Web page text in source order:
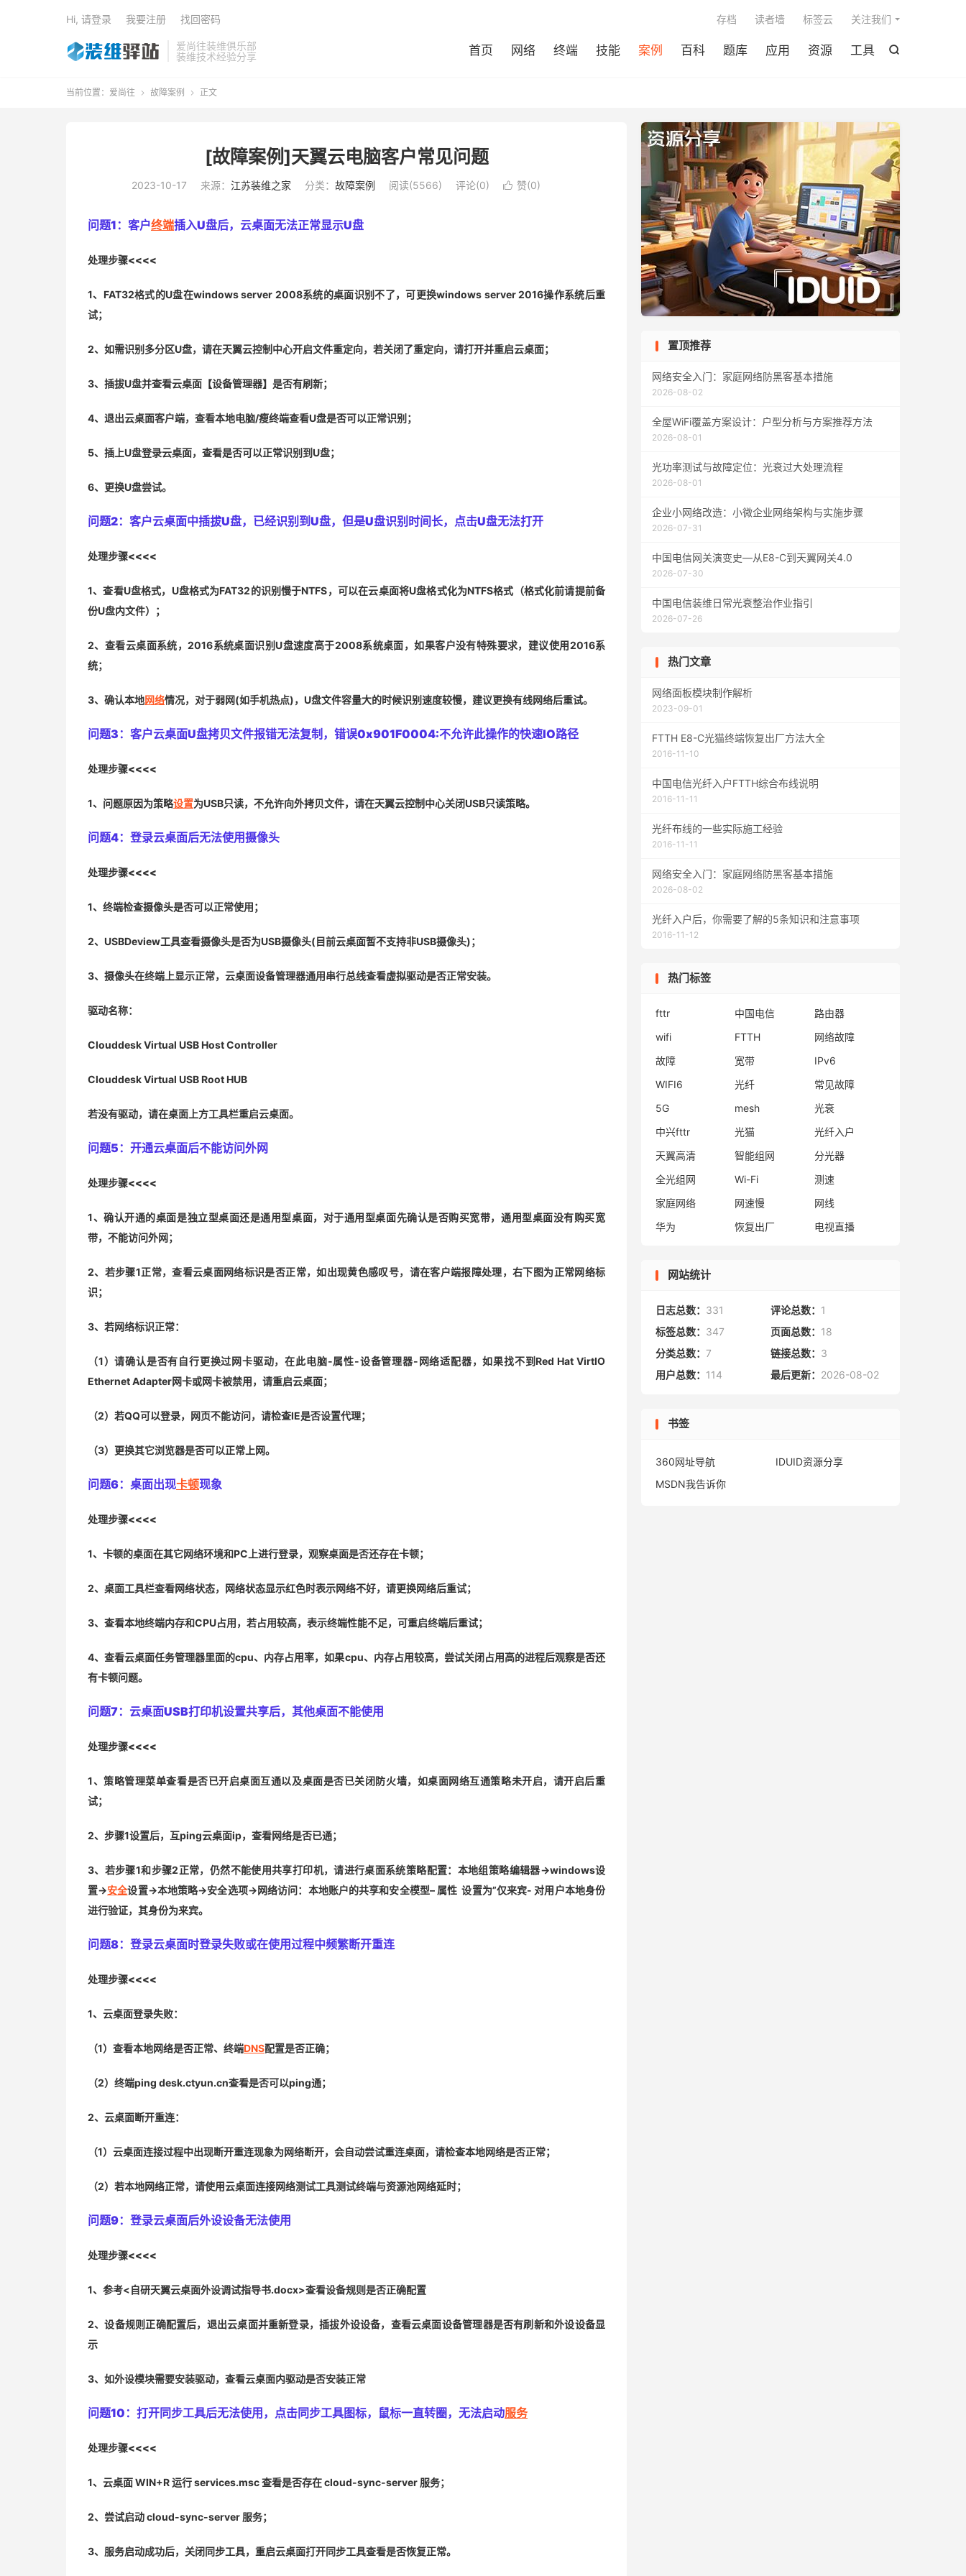
爱尚往装维俱乐部
装维技术经验分享

首页 网络 终端 技能 案例 百科 题库 应用 资源 工具
存档 读者墙 标签云 关注我们
Hi, 请登录 我要注册 找回密码
当前位置： 爱尚往  故障案例  正文
[故障案例]天翼云电脑客户常见问题
2023-10-17 来源： 江苏装维之家 分类： 故障案例 阅读(5566) 评论(0)  赞(0)
问题1： 客户终端插入U盘后，云桌面无法正常显示U盘
处理步骤<<<<
1、FAT32格式的U盘在windows server 2008系统的桌面识别不了，可更换windows server 2016操作系统后重
试；
2、如需识别多分区U盘，请在天翼云控制中心开启文件重定向，若关闭了重定向，请打开并重启云桌面；
3、插拔U盘并查看云桌面【设备管理器】是否有刷新；
4、退出云桌面客户端，查看本地电脑/瘦终端查看U盘是否可以正常识别；
5、插上U盘登录云桌面，查看是否可以正常识别到U盘；
6、更换U盘尝试。
问题2： 客户云桌面中插拔U盘，已经识别到U盘，但是U盘识别时间长，点击U盘无法打开
处理步骤<<<<
1、查看U盘格式，U盘格式为FAT32的识别慢于NTFS，可以在云桌面将U盘格式化为NTFS格式（格式化前请提前备
份U盘内文件）；
2、查看云桌面系统，2016系统桌面识别U盘速度高于2008系统桌面，如果客户没有特殊要求，建议使用2016系
统；
3、确认本地网络情况，对于弱网(如手机热点)，U盘文件容量大的时候识别速度较慢，建议更换有线网络后重试。
问题3： 客户云桌面U盘拷贝文件报错无法复制，错误0x901F0004:不允许此操作的快速IO路径
处理步骤<<<<
1、问题原因为策略设置为USB只读，不允许向外拷贝文件，请在天翼云控制中心关闭USB只读策略。
问题4： 登录云桌面后无法使用摄像头
处理步骤<<<<
1、终端检查摄像头是否可以正常使用；
2、USBDeview工具查看摄像头是否为USB摄像头(目前云桌面暂不支持非USB摄像头)；
3、摄像头在终端上显示正常，云桌面设备管理器通用串行总线查看虚拟驱动是否正常安装。
驱动名称：
Clouddesk Virtual USB Host Controller
Clouddesk Virtual USB Root HUB
若没有驱动，请在桌面上方工具栏重启云桌面。
问题5： 开通云桌面后不能访问外网
处理步骤<<<<
1、确认开通的桌面是独立型桌面还是通用型桌面，对于通用型桌面先确认是否购买宽带，通用型桌面没有购买宽
带，不能访问外网；
2、若步骤1正常，查看云桌面网络标识是否正常，如出现黄色感叹号，请在客户端报障处理，右下图为正常网络标
识；
3、若网络标识正常：
（1）请确认是否有自行更换过网卡驱动，在此电脑-属性-设备管理器-网络适配器，如果找不到Red Hat VirtIO
Ethernet Adapter网卡或网卡被禁用，请重启云桌面；
（2）若QQ可以登录，网页不能访问，请检查IE是否设置代理；
（3）更换其它浏览器是否可以正常上网。
问题6： 桌面出现卡顿现象
处理步骤<<<<
1、卡顿的桌面在其它网络环境和PC上进行登录，观察桌面是否还存在卡顿；
2、桌面工具栏查看网络状态，网络状态显示红色时表示网络不好，请更换网络后重试；
3、查看本地终端内存和CPU占用，若占用较高，表示终端性能不足，可重启终端后重试；
4、查看云桌面任务管理器里面的cpu、内存占用率，如果cpu、内存占用较高，尝试关闭占用高的进程后观察是否还
有卡顿问题。
问题7： 云桌面USB打印机设置共享后，其他桌面不能使用
处理步骤<<<<
1、策略管理菜单查看是否已开启桌面互通以及桌面是否已关闭防火墙，如桌面网络互通策略未开启，请开启后重
试；
2、步骤1设置后，互ping云桌面ip，查看网络是否已通；
3、若步骤1和步骤2正常，仍然不能使用共享打印机，请进行桌面系统策略配置：本地组策略编辑器->windows设
置->安全设置->本地策略->安全选项->网络访问：本地账户的共享和安全模型– 属性 设置为”仅来宾- 对用户本地身份
进行验证，其身份为来宾。
问题8： 登录云桌面时登录失败或在使用过程中频繁断开重连
处理步骤<<<<
1、云桌面登录失败：
（1）查看本地网络是否正常、终端DNS配置是否正确；
（2）终端ping desk.ctyun.cn查看是否可以ping通；
2、云桌面断开重连：
（1）云桌面连接过程中出现断开重连现象为网络断开，会自动尝试重连桌面，请检查本地网络是否正常；
（2）若本地网络正常，请使用云桌面连接网络测试工具测试终端与资源池网络延时；
问题9： 登录云桌面后外设设备无法使用
处理步骤<<<<
1、参考<自研天翼云桌面外设调试指导书.docx>查看设备规则是否正确配置
2、设备规则正确配置后，退出云桌面并重新登录，插拔外设设备，查看云桌面设备管理器是否有刷新和外设设备显
示
3、如外设模块需要安装驱动，查看云桌面内驱动是否安装正常
问题10： 打开同步工具后无法使用，点击同步工具图标，鼠标一直转圈，无法启动服务
处理步骤<<<<
1、云桌面 WIN+R 运行 services.msc 查看是否存在 cloud-sync-server 服务；
2、尝试启动 cloud-sync-server 服务；
3、服务启动成功后，关闭同步工具，重启云桌面打开同步工具查看是否恢复正常。
置顶推荐
网络安全入门：家庭网络防黑客基本措施
2026-08-02
全屋WiFi覆盖方案设计：户型分析与方案推荐方法
2026-08-01
光功率测试与故障定位：光衰过大处理流程
2026-08-01
企业小网络改造：小微企业网络架构与实施步骤
2026-07-31
中国电信网关演变史—从E8-C到天翼网关4.0
2026-07-30
中国电信装维日常光衰整治作业指引
2026-07-26
热门文章
网络面板模块制作解析
2023-09-01
FTTH E8-C光猫终端恢复出厂方法大全
2016-11-10
中国电信光纤入户FTTH综合布线说明
2016-11-11
光纤布线的一些实际施工经验
2016-11-11
网络安全入门：家庭网络防黑客基本措施
2026-08-02
光纤入户后，你需要了解的5条知识和注意事项
2016-11-12
热门标签
fttr 中国电信
路由器
wifi
FTTH
网络故障
故障
宽带
IPv6
WIFI6
光纤
常见故障
5G
mesh
光衰
中兴fttr
光猫
光纤入户
天翼高清
智能组网
分光器
全光组网
Wi-Fi
测速
家庭网络
网速慢
网线
华为
恢复出厂 电视直播
网站统计
日志总数： 331 评论总数： 1
标签总数： 347 页面总数： 18
分类总数： 7 链接总数： 3
用户总数： 114 最后更新： 2026-08-02
书签
360网址导航
IDUID资源分享
MSDN我告诉你